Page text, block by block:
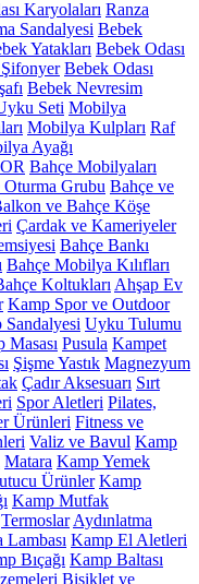
Karyolaları Ranza
Sandalyesi Bebek
Yatakları Bebek Odası
Bebek Odası
Bebek Nevresim
Seti Mobilya
Mobilya Kulpları Raf
Ayağı
Bahçe Mobilyaları
Grubu Bahçe ve
ve Bahçe Köşe
Çardak ve Kameriyeler
Bahçe Bankı
Bahçe Mobilya Kılıfları
Koltukları Ahşap Ev
Kamp Spor ve Outdoor
Sandalyesi Uyku Tulumu
Masası Pusula Kampet
Şişme Yastık Magnezyum
Çadır Aksesuarı Sırt
Spor Aletleri Pilates,
Ürünleri Fitness ve
Valiz ve Bavul Kamp
Matara Kamp Yemek
Ürünler Kamp
Kamp Mutfak
Termoslar Aydınlatma
Lambası Kamp El Aletleri
Bıçağı Kamp Baltası
Bisiklet ve